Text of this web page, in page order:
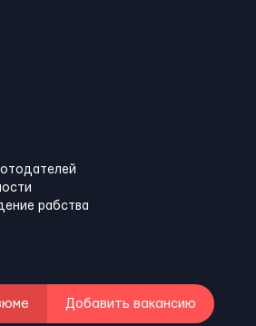
рабства
Добавить вакансию